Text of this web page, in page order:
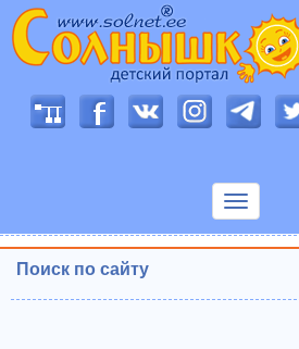
Показать
Поиск по сайту